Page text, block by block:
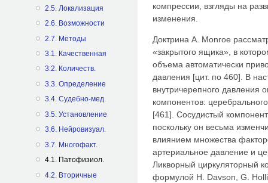
2.5. Локализация
2.6. Возможности
2.7. Методы
3.1. Качественная
3.2. Количеств.
3.3. Определение
3.4. Судебно-мед.
3.5. Установление
3.6. Нейровизуал.
3.7. Многофакт.
4.1. Патофизиол.
4.2. Вторичные
компрессии, взгляды на
изменения.
Доктрина А. Monroe
«закрытого ящика», в
объема автоматически
давления [цит. по 460]. В
внутричерепного давления
компонентов:
[461]. Сосудистый
поскольку он весьма
влиянием множества
артериальное давление и
Ликворный циркуляторный
формулой H. Davson, G.